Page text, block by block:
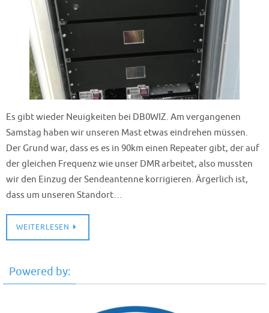
Es gibt wieder Neuigkeiten bei DB0WIZ. Am vergangenen
Samstag haben wir unseren Mast etwas eindrehen müssen.
Der Grund war, dass es es in 90km einen Repeater gibt, der auf
der gleichen Frequenz wie unser DMR arbeitet, also mussten
wir den Einzug der Sendeantenne korrigieren. Ärgerlich ist,
dass um unseren Standort…
WEITERLESEN
Powered by: